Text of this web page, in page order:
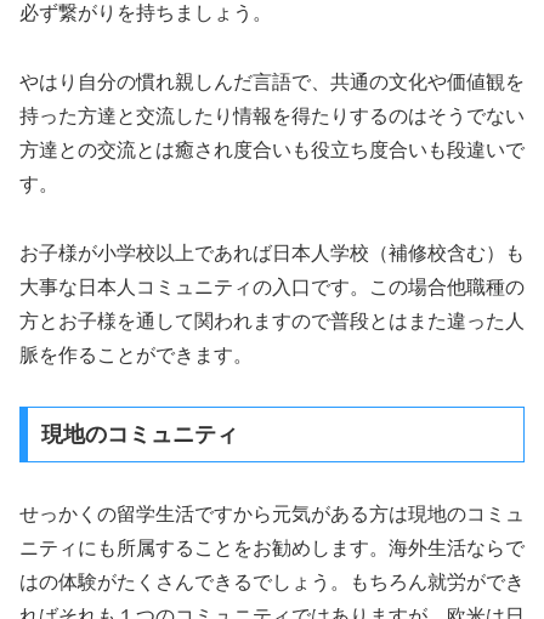
必ず繋がりを持ちましょう。
やはり自分の慣れ親しんだ言語で、共通の文化や価値観を
持った方達と交流したり情報を得たりするのはそうでない
方達との交流とは癒され度合いも役立ち度合いも段違いで
す。
お子様が小学校以上であれば日本人学校（補修校含む）も
大事な日本人コミュニティの入口です。この場合他職種の
方とお子様を通して関われますので普段とはまた違った人
脈を作ることができます。
現地のコミュニティ
せっかくの留学生活ですから元気がある方は現地のコミュ
ニティにも所属することをお勧めします。海外生活ならで
はの体験がたくさんできるでしょう。もちろん就労ができ